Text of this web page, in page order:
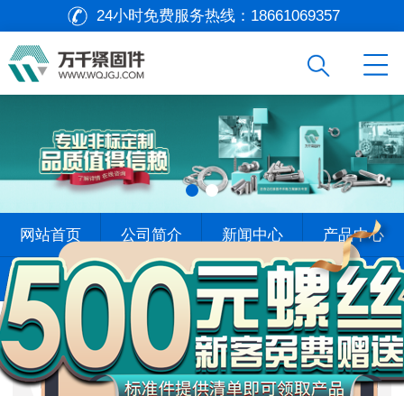
24小时免费服务热线： 18661069357
网站首页 公司简介 新闻中心 产品中心
查找标准 标杆案例 在线留言 联系我们
工
品